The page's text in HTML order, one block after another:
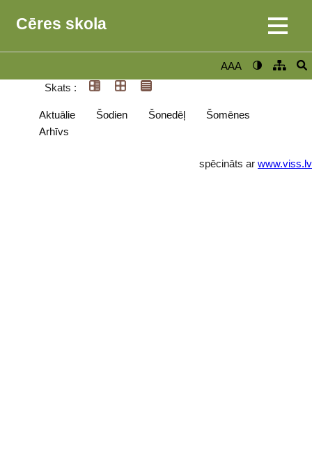
Cēres skola
AAA
Skats :
Aktuālie Šodien Šonedēļ
Šomēnes
Arhīvs
spēcināts ar www.viss.lv